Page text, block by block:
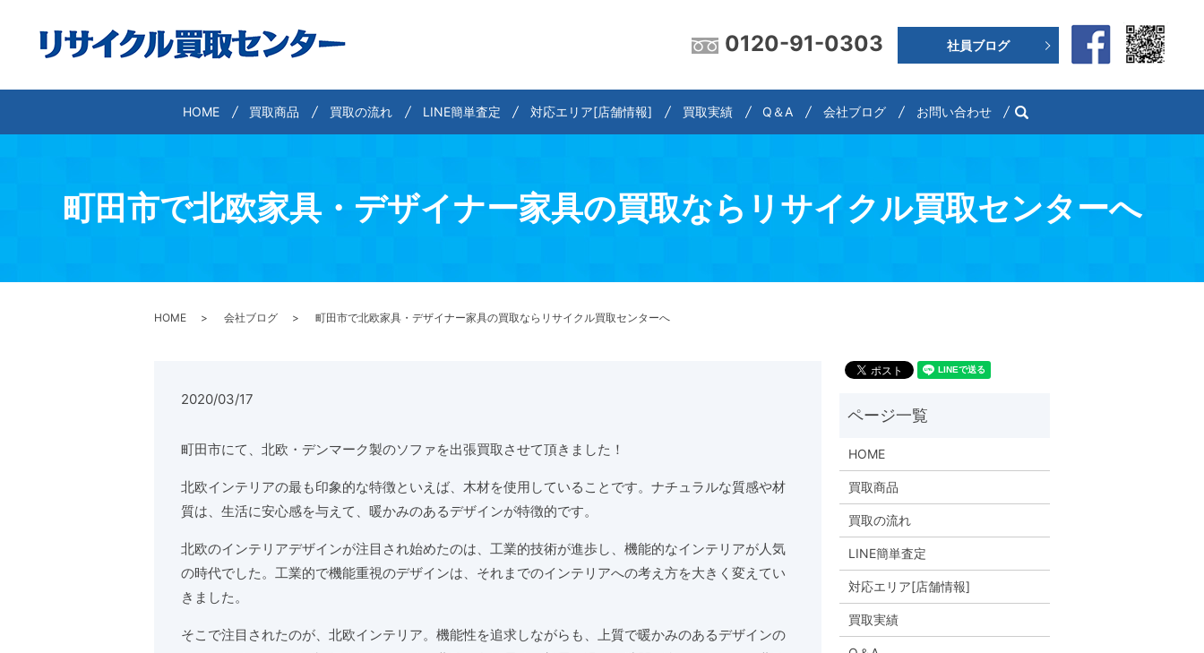
0120-91-0303
HOME 買取商品 買取の流れ LINE簡単査定 対応エリア[店舗情報] 買取実績 Q＆A 会社ブログ
社員ブログ
お問い合わせ search
町田市で北欧家具・デザイナー家具の買取ならリサイクル買取センターへ
HOME 会社ブログ 町田市で北欧家具・デザイナー家具の買取ならリサイクル買取センターへ
2020/03/17
町田市にて、北欧・デンマーク製のソファを出張買取させて頂きました！
北欧インテリアの最も印象的な特徴といえば、木材を使用していることです。ナチュラルな質感や材
質は、生活に安心感を与えて、暖かみのあるデザインが特徴的です。
北欧のインテリアデザインが注目され始めたのは、工業的技術が進歩し、機能的なインテリアが人気
の時代でした。工業的で機能重視のデザインは、それまでのインテリアへの考え方を大きく変えてい
きました。
そこで注目されたのが、北欧インテリア。機能性を追求しながらも、上質で暖かみのあるデザインの
HOME
買取商品
買取の流れ
LINE簡単査定
対応エリア[店舗情報]
買取実績